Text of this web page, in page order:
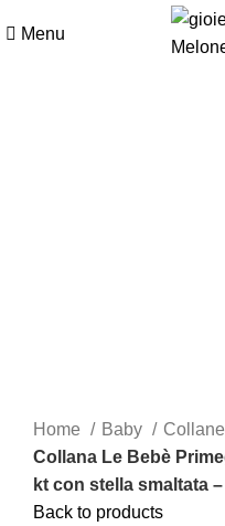
Menu
Home Baby
Collana Le Bebè
kt con stella smaltata –
Back to products